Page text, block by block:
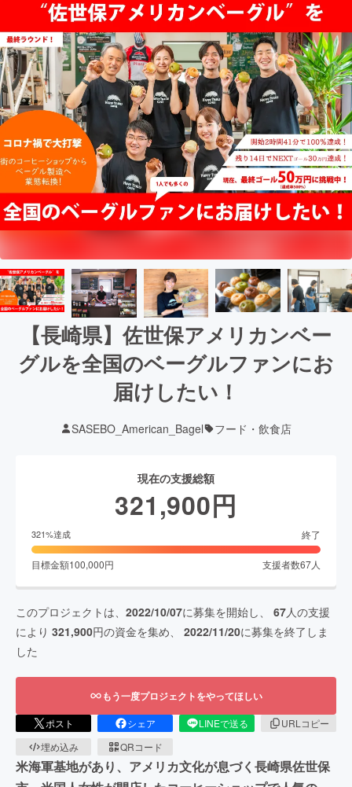
【長崎県】佐世保アメリカンベー
グルを全国のベーグルファンにお
届けしたい！
SASEBO_American_Bagel フード・飲食店
現在の支援総額
321,900円
321%達成 終了
目標金額100,000円 支援者数67人
このプロジェクトは、 2022/10/07に募集を開始し、 67人の支援
により 321,900円の資金を集め、 2022/11/20に募集を終了しま
した
もう一度プロジェクトをやってほしい
ポスト シェア LINEで送る
URLコピー
埋め込み
QRコード
米海軍基地があり、アメリカ文化が息づく長崎県佐世保